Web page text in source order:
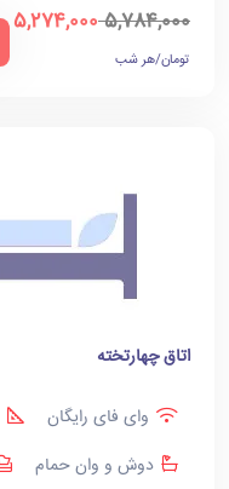
5,784,000
5,274,000
تومان/هر شب
اتاق چهارتخته
وای فای رایگان
دوش و وان حمام